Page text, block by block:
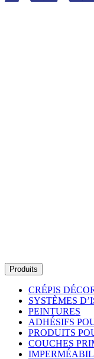
Produits
CRÉPIS
SYSTÈMES
PEINTURES
ADHÉSIFS
PRODUITS
COUCHES